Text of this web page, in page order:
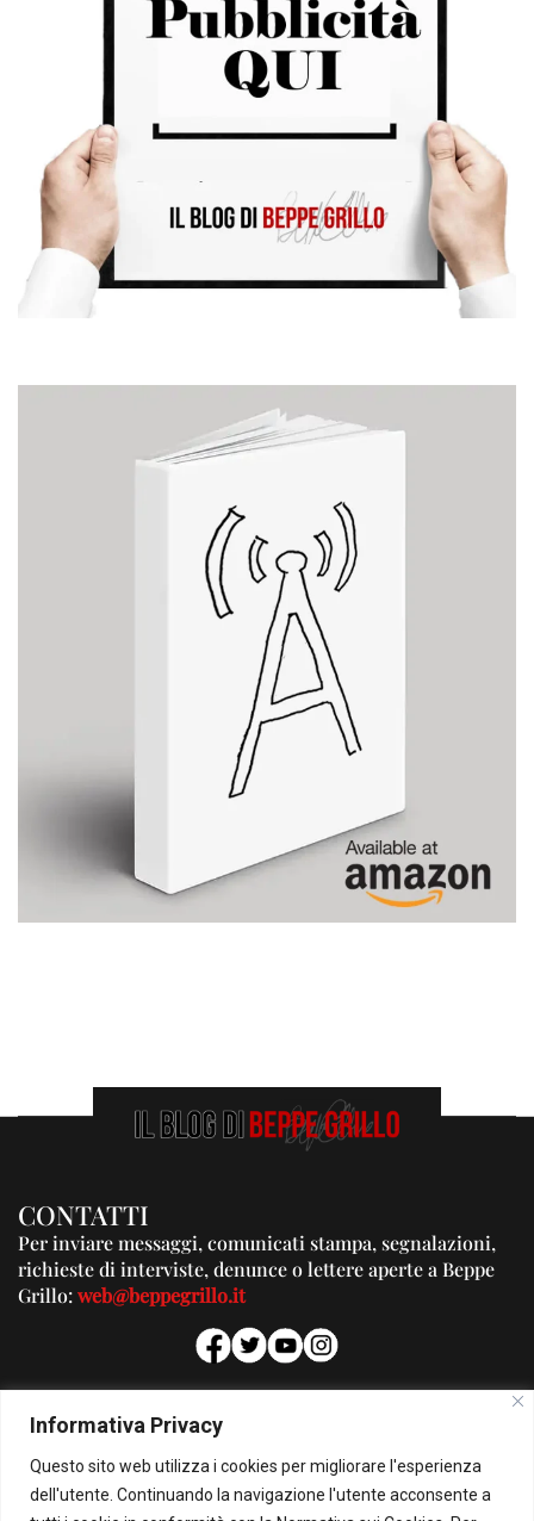
Informativa Privacy
Questo sito web utilizza i cookies per migliorare l'esperienza
dell'utente. Continuando la navigazione l'utente acconsente a
CONTATTI
Per inviare messaggi, comunicati stampa, segnalazioni,
richieste di interviste, denunce o lettere aperte a Beppe
Grillo:web@beppegrillo.it
PUBBLICITA'
Per la tua pubblicità su questo Blog:
pubblicita@beppegrillo.it